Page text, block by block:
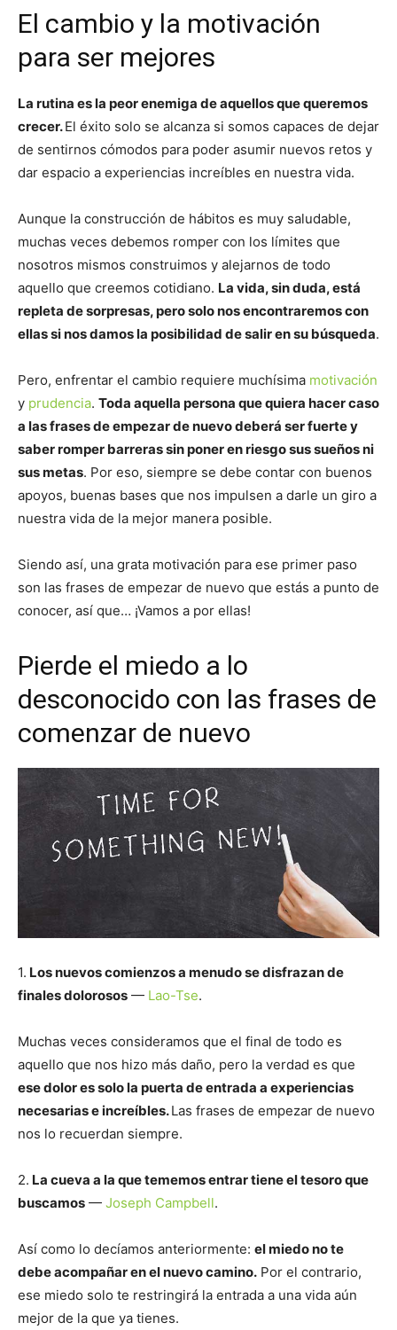
El cambio y la motivación
para ser mejores
La rutina es la peor enemiga de aquellos que queremos
crecer.El éxito solo se alcanza si somos capaces de dejar
de sentirnos cómodos para poder asumir nuevos retos y
dar espacio a experiencias increíbles en nuestra vida.
Aunque la construcción de hábitos es muy saludable,
muchas veces debemos romper con los límites que
nosotros mismos construimos y alejarnos de todo
aquello que creemos cotidiano. La vida, sin duda, está
repleta de sorpresas, pero solo nos encontraremos con
ellas si nos damos la posibilidad de salir en su búsqueda.
Pero, enfrentar el cambio requiere muchísima motivación
y prudencia. Toda aquella persona que quiera hacer caso
a las frases de empezar de nuevo deberá ser fuerte y
saber romper barreras sin poner en riesgo sus sueños ni
sus metas. Por eso, siempre se debe contar con buenos
apoyos, buenas bases que nos impulsen a darle un giro a
nuestra vida de la mejor manera posible.
Siendo así, una grata motivación para ese primer paso
son las frases de empezar de nuevo que estás a punto de
conocer, así que… ¡Vamos a por ellas!
Pierde el miedo a lo
desconocido con las frases de
comenzar de nuevo
1. Los nuevos comienzos a menudo se disfrazan de
finales dolorosos — Lao-Tse.
Muchas veces consideramos que el final de todo es
aquello que nos hizo más daño, pero la verdad es que
ese dolor es solo la puerta de entrada a experiencias
necesarias e increíbles.Las frases de empezar de nuevo
nos lo recuerdan siempre.
2. La cueva a la que tememos entrar tiene el tesoro que
buscamos — Joseph Campbell.
Así como lo decíamos anteriormente: el miedo no te
debe acompañar en el nuevo camino. Por el contrario,
ese miedo solo te restringirá la entrada a una vida aún
mejor de la que ya tienes.